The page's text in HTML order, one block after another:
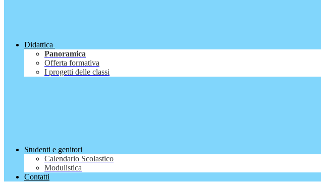
Didattica
Panoramica
Offerta formativa
I progetti delle classi
Studenti e genitori
Calendario Scolastico
Modulistica
Contatti